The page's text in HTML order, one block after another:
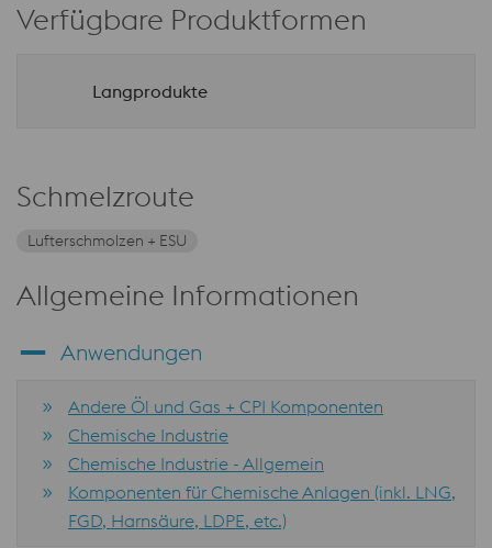
Verfügbare Produktformen
Langprodukte
Schmelzroute
Lufterschmolzen + ESU
Allgemeine Informationen
Anwendungen
Andere Öl und Gas + CPI Komponenten
Chemische Industrie
Chemische Industrie - Allgemein
Komponenten für Chemische Anlagen (inkl. LNG,
FGD, Harnsäure, LDPE, etc.)